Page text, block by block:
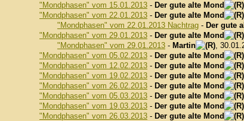
"Mondphasen" vom 15.01.2013 - Der gute alte Mond
"Mondphasen" vom 22.01.2013 - Der gute alte Mond
"Mondphasen" vom 22.01.2013 Nachtrag - Der gute
"Mondphasen" vom 29.01.2013 - Der gute alte Mond
"Mondphasen" vom 29.01.2013 - Martin
,
"Mondphasen" vom 05.02.2013 - Der gute alte Mond
"Mondphasen" vom 12.02.2013 - Der gute alte Mond
"Mondphasen" vom 19.02.2013 - Der gute alte Mond
"Mondphasen" vom 26.02.2013 - Der gute alte Mond
"Mondphasen" vom 05.03.2013 - Der gute alte Mond
"Mondphasen" vom 19.03.2013 - Der gute alte Mond
"Mondphasen" vom 26.03.2013 - Der gute alte Mond